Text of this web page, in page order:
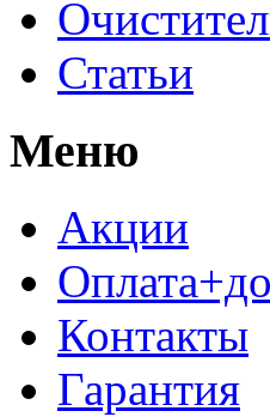
Статьи
Меню
Акции
Контакты
Гарантия